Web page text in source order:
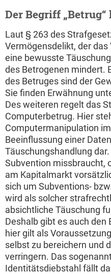
Der Begriff
Laut § 263 des
Vermögensdelikt, der
eine bewusste
des Betrogenen mindert.
des Betruges sind der
Sie finden Erwähnung
Des weiteren regelt das
Computerbetrug. Hier
Computermanipulation
Beeinflussung einer
Täuschungshandlung
Subvention missbraucht,
am Kapitalmarkt
sich um Subventions-
wird als solcher
absichtliche Täuschung
Deshalb gibt es auch
hier gilt als
selbst zu bereichern und
verringern. Das
Identitätsdiebstahl fällt